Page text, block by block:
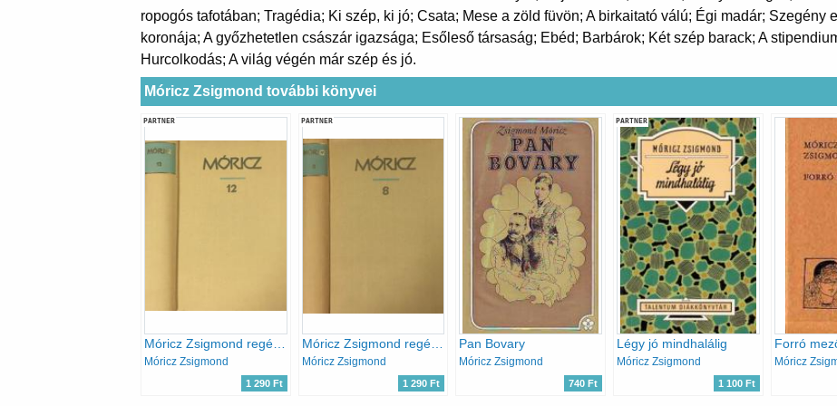
ropogós tafotában; Tragédia; Ki szép, ki jó; Csata; Mese a zöld füvön; A birkaitató válú; Égi madár; Szegény
koronája; A győzhetetlen császár igazsága; Esőleső társaság; Ebéd; Barbárok; Két szép barack; A
Hurcolkodás; A világ végén már szép és jó.
Móricz Zsigmond további könyvei
PARTNER
Móricz Zsigmond regényei és elbeszélései 12.
Móricz Zsigmond
1 290 Ft
PARTNER
Móricz Zsigmond regényei és elbeszélései 8.
Móricz Zsigmond
1 290 Ft
Pan Bovary
Móricz Zsigmond
740 Ft
PARTNER
Légy jó mindhalálig
Móricz Zsigmond
1 100 Ft
Forró
Móricz